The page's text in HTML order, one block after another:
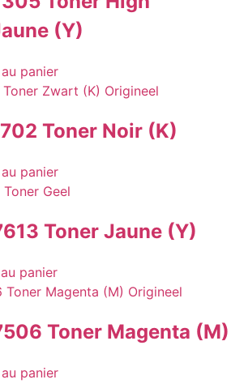
(Y)
panier
Toner Noir (K)
panier
Toner Jaune (Y)
panier
Toner Magenta (M)
panier